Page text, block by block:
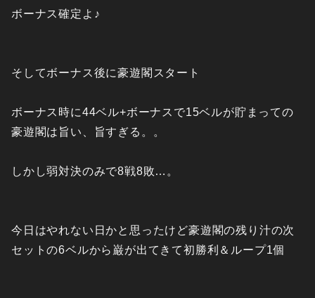
ボーナス確定よ♪
そしてボーナス後に豪遊閣スタート
ボーナス時に44ベル+ボーナスで15ベルが貯まっての
豪遊閣は旨い、旨すぎる。。
しかし弱対決のみで8戦8敗…。
今日はやれない日かと思ったけど豪遊閣の残り汁の次
セットの6ベルから巌が出てきて初勝利＆ループ1個